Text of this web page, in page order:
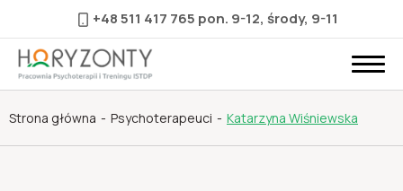
+48 511 417 765 pon. 9-12, środy, 9-11
Strona główna Psychoterapeuci Katarzyna Wiśniewska